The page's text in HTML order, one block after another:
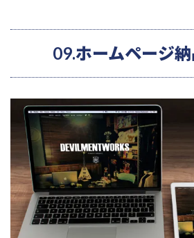
09.ホームページ